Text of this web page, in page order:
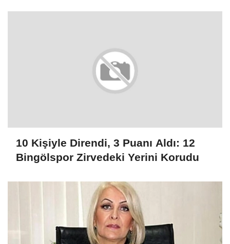
10 Kişiyle Direndi, 3 Puanı Aldı: 12
Bingölspor Zirvedeki Yerini Korudu